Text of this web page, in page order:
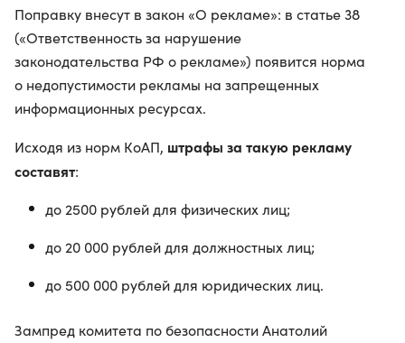
Поправку внесут в закон «О рекламе»: в статье 38
(«Ответственность за нарушение
законодательства РФ о рекламе») появится норма
о недопустимости рекламы на запрещенных
информационных ресурсах.
Исходя из норм КоАП, штрафы за такую рекламу
составят:
до 2500 рублей для физических лиц;
до 20 000 рублей для должностных лиц;
до 500 000 рублей для юридических лиц.
Зампред комитета по безопасности Анатолий